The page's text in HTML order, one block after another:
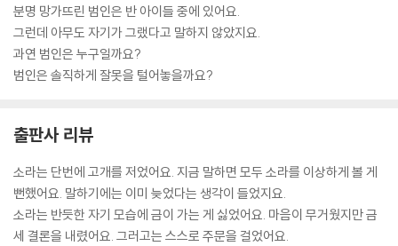
분명 망가뜨린 범인은 반 아이들 중에 있어요.
그런데 아무도 자기가 그랬다고 말하지 않았지요.
과연 범인은 누구일까요?
범인은 솔직하게 잘못을 털어놓을까요?
출판사 리뷰
소라는 단번에 고개를 저었어요. 지금 말하면 모두 소라를 이상하게 볼 게
뻔했어요. 말하기에는 이미 늦었다는 생각이 들었지요.
소라는 반듯한 자기 모습에 금이 가는 게 싫었어요. 마음이 무거웠지만 금
세 결론을 내렸어요. 그러고는 스스로 주문을 걸었어요.